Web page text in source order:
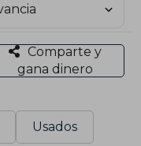
Comparte y
gana dinero
Usados